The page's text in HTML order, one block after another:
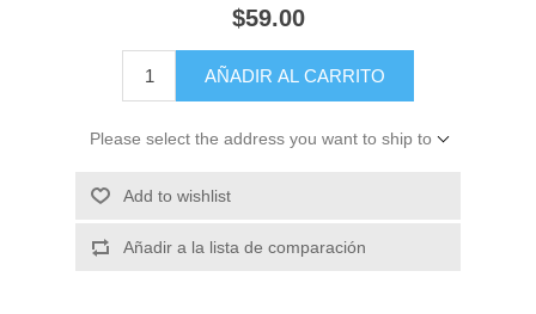
$59.00
AÑADIR AL CARRITO
Please select the address you want to ship to
Add to wishlist
Añadir a la lista de comparación